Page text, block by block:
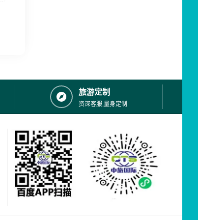
旅游定制
资深客服,量身定制